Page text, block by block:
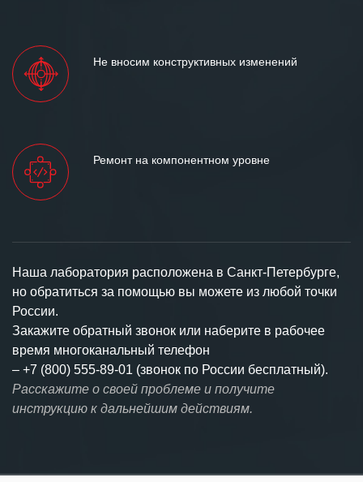
Не вносим конструктивных изменений
Ремонт на компонентном уровне
Наша лаборатория расположена в Санкт-Петербурге,
но обратиться за помощью вы можете из любой точки
России.
Закажите обратный звонок или наберите в рабочее
время многоканальный телефон
– +7 (800) 555-89-01 (звонок по России бесплатный).
Расскажите о своей проблеме и получите
инструкцию к дальнейшим действиям.